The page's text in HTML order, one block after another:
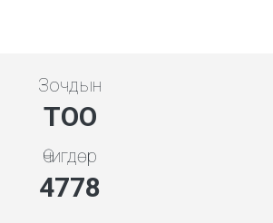
Зочдын
ТОО
Өчигдөр
5119